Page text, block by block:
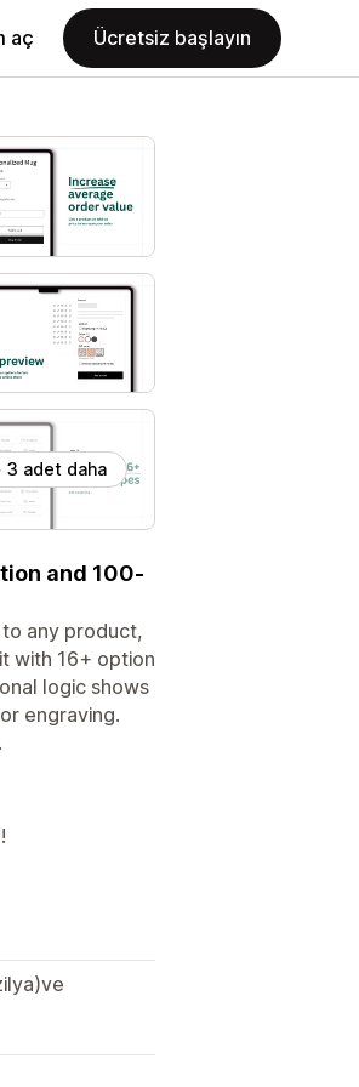
aç Ücretsiz başlayın
3 adet daha
and 100-
any product,
with 16+ option
logic shows
engraving.